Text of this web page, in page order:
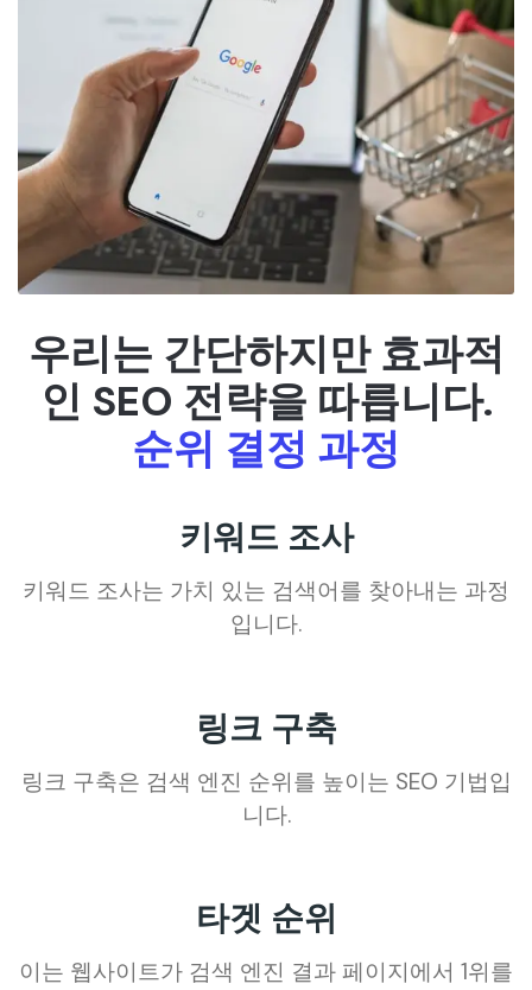
우리는 간단하지만 효과적
인 SEO 전략을 따릅니다.
순위 결정 과정
키워드 조사
키워드 조사는 가치 있는 검색어를 찾아내는 과정
입니다.
링크 구축
링크 구축은 검색 엔진 순위를 높이는 SEO 기법입
니다.
타겟 순위
이는 웹사이트가 검색 엔진 결과 페이지에서 1위를